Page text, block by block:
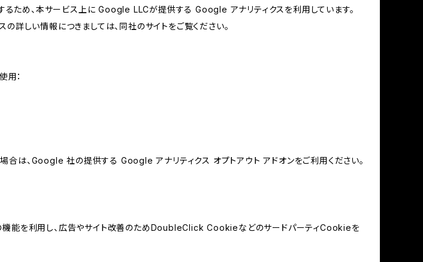
るため、本サービス上に Google LLCが提供する Google アナリティクスを利用しています。
しい情報につきましては、同社のサイトをご覧ください。
用：
は、Google 社の提供する Google アナリティクス オプトアウト アドオンをご利用ください。
機能を利用し、広告やサイト改善のためDoubleClick CookieなどのサードパーティCookieを